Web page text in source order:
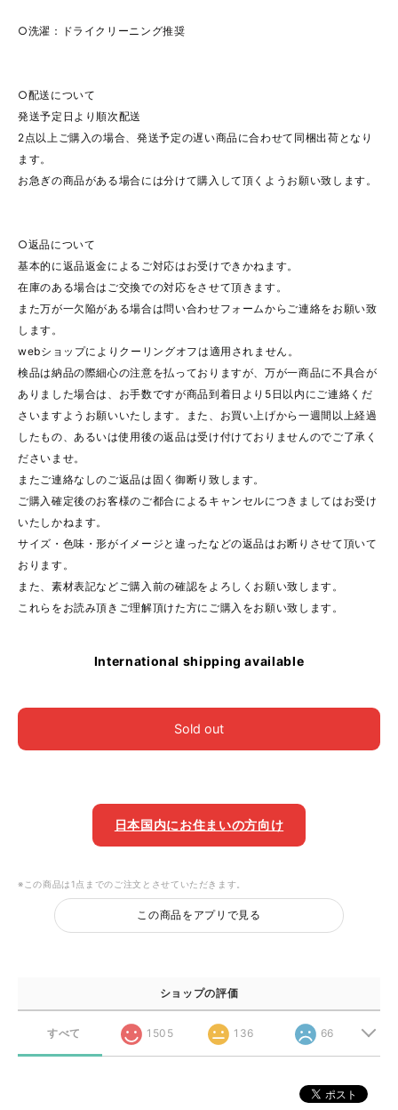
○洗濯：ドライクリーニング推奨
○配送について
発送予定日より順次配送
2点以上ご購入の場合、発送予定の遅い商品に合わせて同梱出荷となり
ます。
お急ぎの商品がある場合には分けて購入して頂くようお願い致します。
○返品について
基本的に返品返金によるご対応はお受けできかねます。
在庫のある場合はご交換での対応をさせて頂きます。
また万が一欠陥がある場合は問い合わせフォームからご連絡をお願い致
します。
webショップによりクーリングオフは適用されません。
検品は納品の際細心の注意を払っておりますが、万が一商品に不具合が
ありました場合は、お手数ですが商品到着日より5日以内にご連絡くだ
さいますようお願いいたします。また、お買い上げから一週間以上経過
したもの、あるいは使用後の返品は受け付けておりませんのでご了承く
ださいませ。
またご連絡なしのご返品は固く御断り致します。
ご購入確定後のお客様のご都合によるキャンセルにつきましてはお受け
いたしかねます。
サイズ・色味・形がイメージと違ったなどの返品はお断りさせて頂いて
おります。
また、素材表記などご購入前の確認をよろしくお願い致します。
これらをお読み頂きご理解頂けた方にご購入をお願い致します。
International shipping available
Sold out
日本国内にお住まいの方向け
※この商品は1点までのご注文とさせていただきます。
この商品をアプリで見る
ショップの評価
すべて 1505 136 66